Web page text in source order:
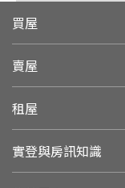
買屋
賣屋
租屋
實登與房訊知識